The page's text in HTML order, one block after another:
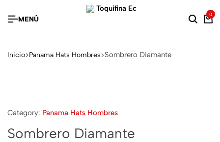
MENÚ
0
Inicio Panama Hats Hombres Sombrero Diamante
Category: Panama Hats Hombres
Sombrero Diamante